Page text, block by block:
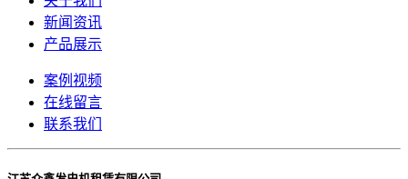
新闻资讯
产品展示
案例视频
在线留言
联系我们